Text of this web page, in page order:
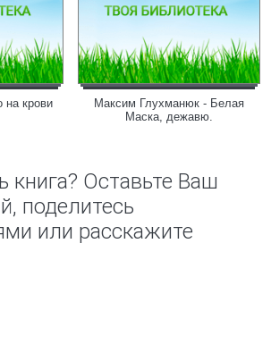
крови
Максим Глухманюк - Белая
Маска, дежавю.
книга? Оставьте Ваш
поделитесь
или расскажите